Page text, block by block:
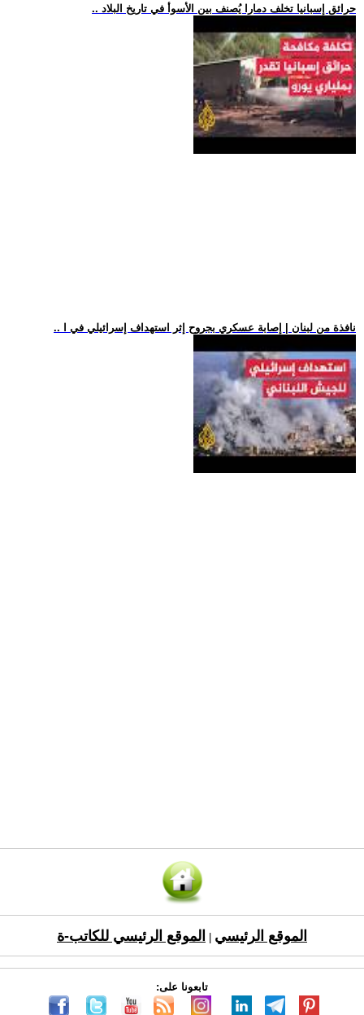
.. حرائق إسبانيا تخلف دمارا يُصنف بين الأسوأ في تاريخ البلاد
.. نافذة من لبنان | إصابة عسكري بجروح إثر استهداف إسرائيلي في ا
الموقع الرئيسي الموقع الرئيسي للكاتب-ة
تابعونا على: